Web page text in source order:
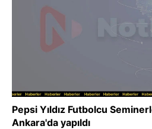
Pepsi Yıldız Futbolcu
Ankara'da yapıldı